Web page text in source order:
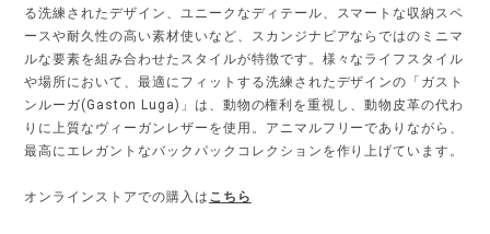
る洗練されたデザイン、ユニークなディテール、スマートな収納スペ
ースや耐久性の高い素材使いなど、スカンジナビアならではのミニマ
ルな要素を組み合わせたスタイルが特徴です。様々なライフスタイル
や場所において、最適にフィットする洗練されたデザインの「ガスト
ンルーガ(Gaston Luga)」は、動物の権利を重視し、動物皮革の代わ
りに上質なヴィーガンレザーを使用。アニマルフリーでありながら、
最高にエレガントなバックパックコレクションを作り上げています。
オンラインストアでの購入は こちら